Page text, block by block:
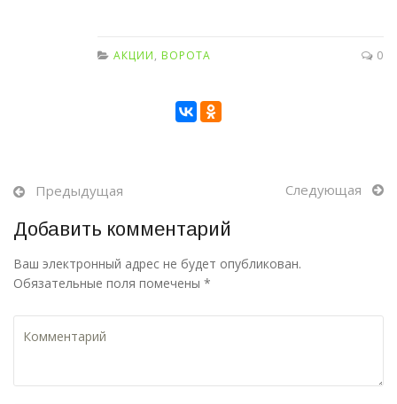
АКЦИИ, ВОРОТА 0
Предыдущая Следующая
Добавить комментарий
Ваш электронный адрес не будет опубликован.
Обязательные поля помечены *